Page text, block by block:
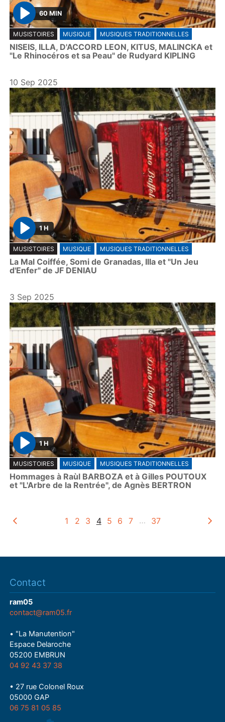
P
l
a
y
60 MIN
MUSISTOIRES MUSIQUE MUSIQUES TRADITIONNELLES
NISEIS, ILLA, D'ACCORD LEON, KITUS, MALINCKA et
"Le Rhinocéros et sa Peau" de Rudyard KIPLING
10 Sep 2025
P
l
a
y
1 H
MUSISTOIRES MUSIQUE MUSIQUES TRADITIONNELLES
La Mal Coiffée, Somi de Granadas, Illa et "Un Jeu
d'Enfer" de JF DENIAU
3 Sep 2025
P
l
a
y
1 H
MUSISTOIRES MUSIQUE MUSIQUES TRADITIONNELLES
Hommages à Raùl BARBOZA et à Gilles POUTOUX
et "L'Arbre de la Rentrée", de Agnès BERTRON
1 2 3 4 5 6 7 … 37
Contact
ram05
contact@ram05.fr
• "La Manutention"
Espace Delaroche
05200 EMBRUN
04 92 43 37 38
• 27 rue Colonel Roux
05000 GAP
06 75 81 05 85